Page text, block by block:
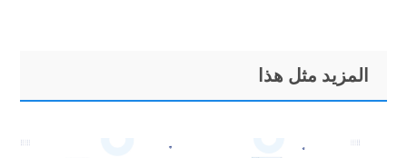
Primary
Sidebar
Footer
المزيد مثل هذا